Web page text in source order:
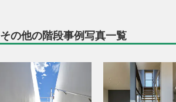
その他の階段事例写真一覧